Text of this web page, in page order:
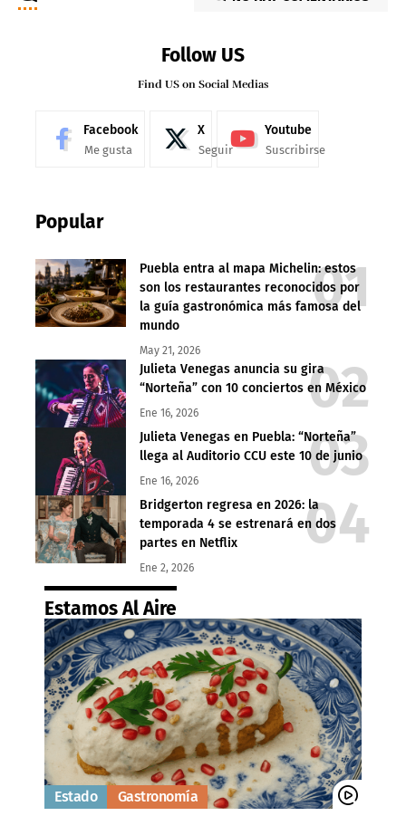
Follow US
Find US on Social Medias
Facebook
Me gusta
X
Seguir
Youtube
Suscribirse
Popular
Puebla entra al mapa Michelin: estos
son los restaurantes reconocidos por
la guía gastronómica más famosa del
mundo
May 21, 2026
Julieta Venegas anuncia su gira
“Norteña” con 10 conciertos en México
Ene 16, 2026
Julieta Venegas en Puebla: “Norteña”
llega al Auditorio CCU este 10 de junio
Ene 16, 2026
Bridgerton regresa en 2026: la
temporada 4 se estrenará en dos
partes en Netflix
Ene 2, 2026
Estamos Al Aire
Estado Gastronomía